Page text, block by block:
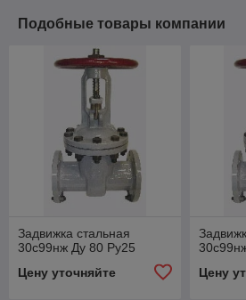
Подобные товары компании
Задвижка стальная
30с99нж Ду 80 Ру25
Цену уточняйте
Цену